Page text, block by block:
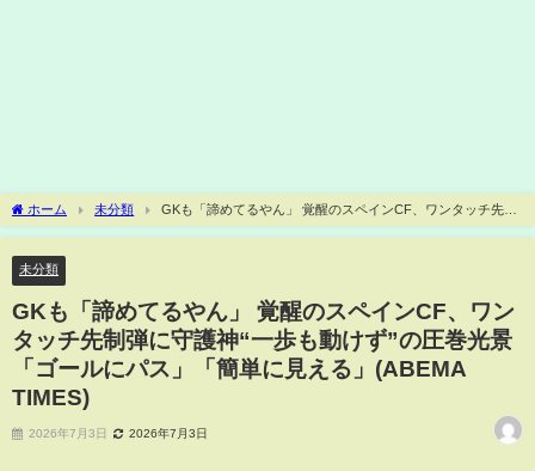
ホーム 未分類
GKも「諦めてるやん」 覚醒のスペインCF、ワンタッチ先制
弾に守護神“一歩も動けず”の圧巻光景「ゴールにパス」「簡単に見える」(ABEMA
未分類
GKも「諦めてるやん」 覚醒のスペインCF、ワン
タッチ先制弾に守護神“一歩も動けず”の圧巻光景
「ゴールにパス」「簡単に見える」(ABEMA
TIMES)
2026年7月3日 2026年7月3日